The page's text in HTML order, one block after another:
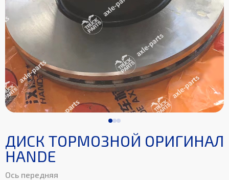
ДИСК ТОРМОЗНОЙ ОРИГИНАЛ
HANDE
Ось передняя